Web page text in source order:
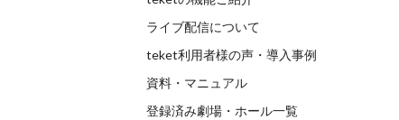
ライブ配信について
teket利用者様の声・導入事例
資料・マニュアル
登録済み劇場・ホール一覧